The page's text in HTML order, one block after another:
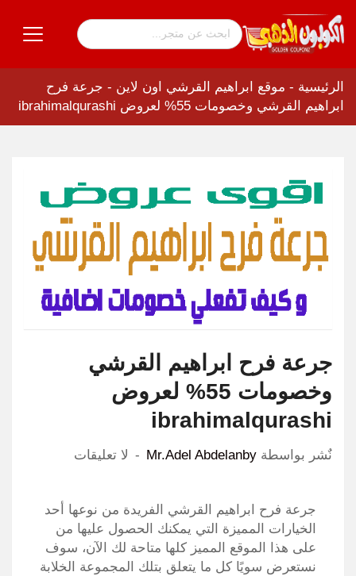
الرئيسية - موقع ابراهيم القرشي اون لاين - جرعة فرح
ابراهيم القرشي وخصومات 55% لعروض ibrahimalqurashi
جرعة فرح ابراهيم القرشي
وخصومات 55% لعروض
ibrahimalqurashi
نٌشر بواسطة Mr.Adel Abdelanby لا تعليقات
جرعة فرح ابراهيم القرشي الفريدة من نوعها أحد
الخيارات المميزة التي يمكنك الحصول عليها من
على هذا الموقع المميز كلها متاحة لك الآن، سوف
نستعرض سويًا كل ما يتعلق بتلك المجموعة الخلابة